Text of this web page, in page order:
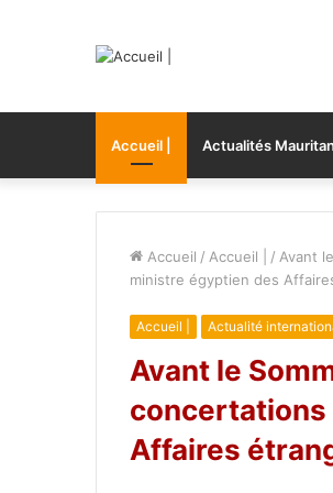
Accueil | Actualités
Accueil / Accueil | / Avant
ministre égyptien des
Accueil | Actualité
Avant le
concertations
Affaires